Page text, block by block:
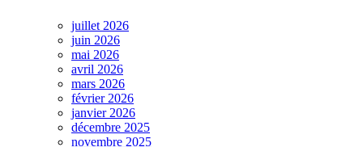
juillet 2026
juin 2026
mai 2026
avril 2026
mars 2026
février 2026
janvier 2026
décembre 2025
novembre 2025